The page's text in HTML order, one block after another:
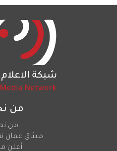
من
من
ميثاق عمان
أعلن